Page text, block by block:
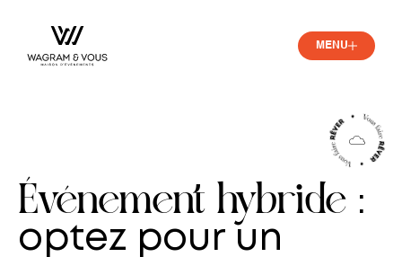
MENU
Événement hybride :
optez pour un